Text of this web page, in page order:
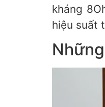
kháng
hiệu suất